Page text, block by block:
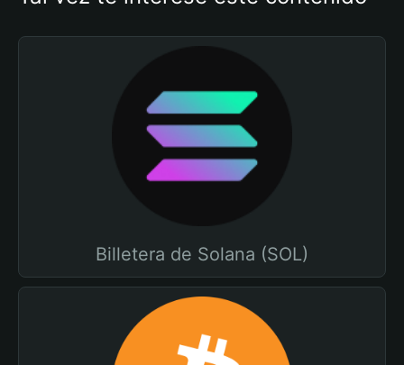
Billetera de Solana (SOL)